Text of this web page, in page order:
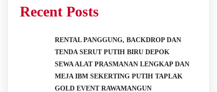
Recent Posts
RENTAL PANGGUNG, BACKDROP DAN
TENDA SERUT PUTIH BIRU DEPOK
SEWA ALAT PRASMANAN LENGKAP DAN
MEJA IBM SEKERTING PUTIH TAPLAK
GOLD EVENT RAWAMANGUN